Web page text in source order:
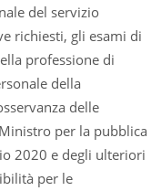
del servizio
richiesti, gli esami di
professione di
della
delle
per la pubblica
2020 e degli ulteriori
per le